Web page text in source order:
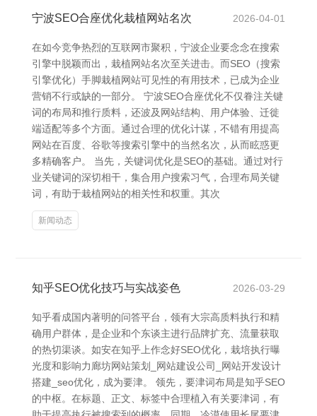
宁波SEO合座优化栽植网站名次 2026-04-01
在如今竞争热烈的互联网市聚积，宁波企业要念念在搜索
引擎中脱颖而出，栽植网站名次至关进击。而SEO（搜索
引擎优化）手脚栽植网站可见性的有用技术，已成为企业
营销不行或缺的一部分。 宁波SEO合座优化不仅眷注关键
词的布局和推行质料，还波及网站结构、用户体验、迁徙
端适配等多个方面。通过合理的优化计谋，不错有用提高
网站在百度、谷歌等搜索引擎中的当然名次，从而眩惑更
多精确客户。 当先，关键词优化是SEO的基础。通过对行
业关键词的深切相干，集合用户搜索习气，合理布局关键
词，有助于栽植网站的相关性和权重。其次
新闻动态
知乎SEO优化技巧与实战姿色 2026-03-29
知乎看成国内著明的问答平台，领有大宗高质料执行和精
确用户群体，是企业和个东谈主进行品牌扩充、流量获取
的热切渠谈。如安在知乎上作念好SEO优化，栽培执行曝
光度和影响力廊坊网站策划_网站建设公司_网站开发设计
搭建_seo优化，成为要津。 领先，要津词布局是知乎SEO
的中枢。在标题、正文、标签中合理植入有关要津词，有